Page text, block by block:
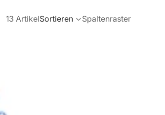
13 ArtikelSortieren Spaltenraster